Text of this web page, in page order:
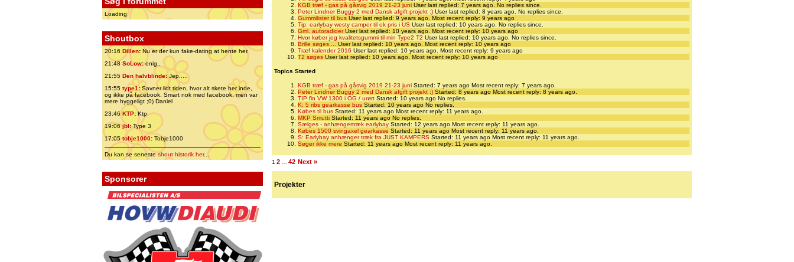
Loading
Shoutbox
20:16 Dillen: Nu er der kun fake-dating at hente her.
21:48 SoLow:enig..
21:55 Den halvblinde:Jep.....
15:55 type1:Savner lidt tiden, hvor alt skete her inde,
og ikke på facebook. Smart nok med facebook, men var
mere hyggeligt ;0) Daniel
23:46 KTP:Ktp
19:06jbl:Type 3
17:05tobje1000: Tobje1000
Du kan se senesteshout historik her...
Sponsorer
KGB træf - gas på gåsvig 2019 21-23 juni User last replied: 7 years ago. No replies since.
Peter Lindner Buggy 2 med Dansk afgift projekt :) User last replied: 8 years ago. No replies since.
Gummilister til bus User last replied: 9 years ago. Most recent reply: 9 years ago
Tip: earlybay westy camper til ok pris i US User last replied: 10 years ago. No replies since.
Gml. autoradioerUser last replied: 10 years ago. Most recent reply: 10 years ago
Hvor køber jeg kvalitetsgummi til min Type2 T2 User last replied: 10 years ago. No replies since.
Brille søges....
User last replied: 10 years ago. Most recent reply: 10 years ago
Træf kalender 2016 User last replied: 10 years ago. Most recent reply: 9 years ago
T2 søges User last replied: 10 years ago. Most recent reply: 10 years ago
Topics Started
KGB træf - gas på gåsvig 2019 21-23 juni Started: 7 years ago Most recent reply: 7 years ago.
Peter Lindner Buggy 2 med Dansk afgift projekt :) Started: 8 years ago Most recent reply: 8 years ago.
TIP fin VW 1300 i OG / urørt Started: 10 years ago No replies.
K: 5 ribs gearkasse bus Started: 10 years ago No replies.
Købes til bus Started: 11 years ago Most recent reply: 11 years ago.
MKP Smutti Started: 11 years ago No replies.
Sælges - anhængertræk earlybay Started: 12 years ago Most recent reply: 11 years ago.
Købes 1500 svingaxel gearkasse Started: 11 years ago Most recent reply: 11 years ago.
S: Earlybay anhænger træk fra JUST KAMPERS Started: 11 years ago Most recent reply: 11 years ago.
Søger ikke mere Started: 11 years ago Most recent reply: 11 years ago.
1 2 42 Next »
Projekter